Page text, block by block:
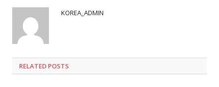
KOREA_ADMIN
RELATED POSTS